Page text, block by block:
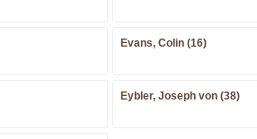
Evans, Colin (16)
Eybler, Joseph von (38)